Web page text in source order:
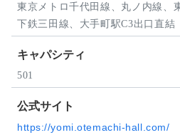
東京メトロ千代田線、丸ノ内線、
下鉄三田線、大手町駅C3出口直結
キャパシティ
501
公式サイト
https://yomi.otemachi-hall.com/